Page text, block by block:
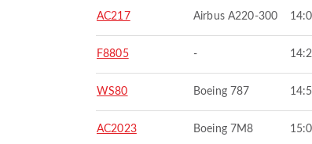
AC217 Airbus A220-300
F8805 -
WS80 Boeing 787
AC2023 Boeing 7M8